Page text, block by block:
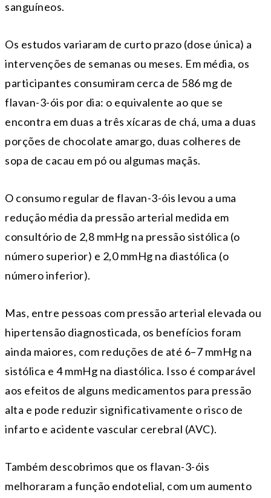
sanguíneos.
Os estudos variaram de curto prazo (dose única) a
intervenções de semanas ou meses. Em média, os
participantes consumiram cerca de 586 mg de
flavan-3-óis por dia: o equivalente ao que se
encontra em duas a três xícaras de chá, uma a duas
porções de chocolate amargo, duas colheres de
sopa de cacau em pó ou algumas maçãs.
O consumo regular de flavan-3-óis levou a uma
redução média da pressão arterial medida em
consultório de 2,8 mmHg na pressão sistólica (o
número superior) e 2,0 mmHg na diastólica (o
número inferior).
Mas, entre pessoas com pressão arterial elevada ou
hipertensão diagnosticada, os benefícios foram
ainda maiores, com reduções de até 6–7 mmHg na
sistólica e 4 mmHg na diastólica. Isso é comparável
aos efeitos de alguns medicamentos para pressão
alta e pode reduzir significativamente o risco de
infarto e acidente vascular cerebral (AVC).
Também descobrimos que os flavan-3-óis
melhoraram a função endotelial, com um aumento